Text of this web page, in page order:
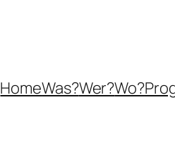
HomeWas?Wer?Wo?